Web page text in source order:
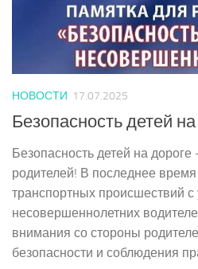
НОВОСТИ 17.07.2025
Безопасность детей
Безопасность детей на
родителей! В последнее
транспортных происшествий с
несовершеннолетних
внимания со стороны
безопасности и соблюдения